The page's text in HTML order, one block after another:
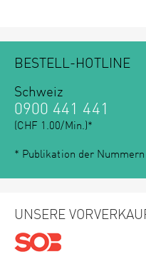
BESTELL-HOTLINE
Schweiz
0900 441 441
(CHF 1.00/Min.)*
* Publikation der
UNSERE